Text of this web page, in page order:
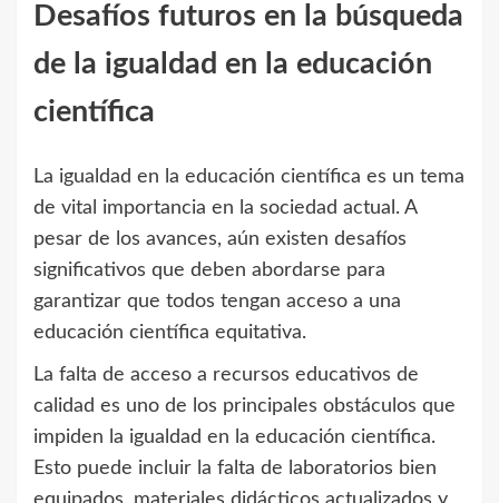
Desafíos futuros en la búsqueda
de la igualdad en la educación
científica
La igualdad en la educación científica es un tema
de vital importancia en la sociedad actual. A
pesar de los avances, aún existen desafíos
significativos que deben abordarse para
garantizar que todos tengan acceso a una
educación científica equitativa.
La falta de acceso a recursos educativos de
calidad es uno de los principales obstáculos que
impiden la igualdad en la educación científica.
Esto puede incluir la falta de laboratorios bien